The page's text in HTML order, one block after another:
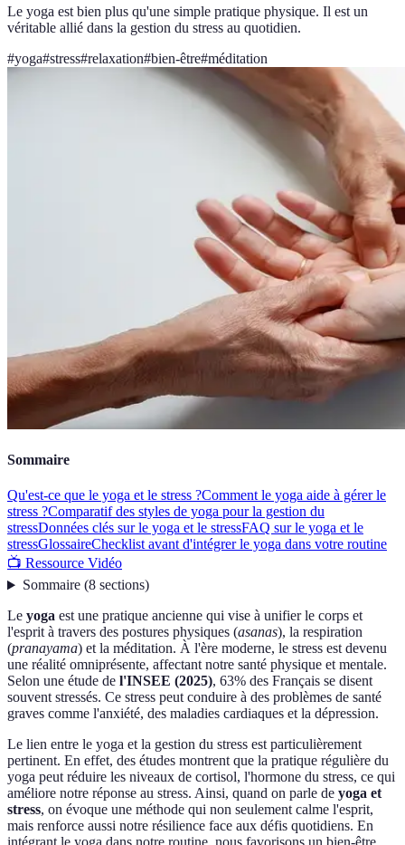
Le yoga est bien plus qu'une simple pratique physique. Il est un
véritable allié dans la gestion du stress au quotidien.
#yoga#stress#relaxation#bien-être#méditation
Sommaire
Qu'est-ce que le yoga et le stress ?Comment le yoga aide à gérer le
stress ?Comparatif des styles de yoga pour la gestion du
stressDonnées clés sur le yoga et le stressFAQ sur le yoga et le
stressGlossaireChecklist avant d'intégrer le yoga dans votre routine
📺 Ressource Vidéo
Sommaire(8 sections)
Le yoga est une pratique ancienne qui vise à unifier le corps et
l'esprit à travers des postures physiques (asanas), la respiration
(pranayama) et la méditation. À l'ère moderne, le stress est devenu
une réalité omniprésente, affectant notre santé physique et mentale.
Selon une étude de l'INSEE (2025), 63% des Français se disent
souvent stressés. Ce stress peut conduire à des problèmes de santé
graves comme l'anxiété, des maladies cardiaques et la dépression.
Le lien entre le yoga et la gestion du stress est particulièrement
pertinent. En effet, des études montrent que la pratique régulière du
yoga peut réduire les niveaux de cortisol, l'hormone du stress, ce qui
améliore notre réponse au stress. Ainsi, quand on parle de yoga et
stress, on évoque une méthode qui non seulement calme l'esprit,
mais renforce aussi notre résilience face aux défis quotidiens. En